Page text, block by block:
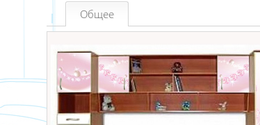
Общее